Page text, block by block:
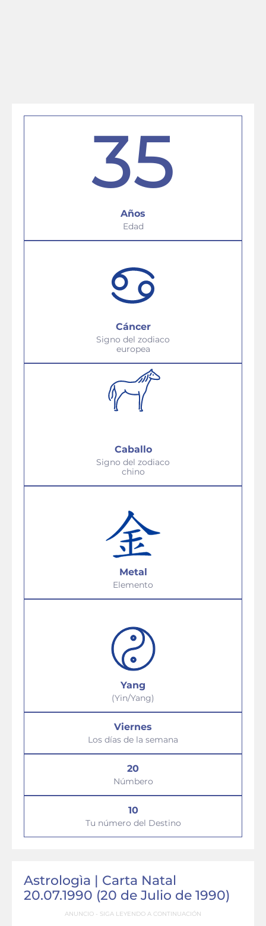
35
Años
Edad
Cáncer
Signo del zodiaco
europea
Caballo
Signo del zodiaco
chino
Metal
Elemento
Yang
(Yin/Yang)
Viernes
Los días de la semana
20
Númbero
10
Tu número del Destino
Astrologìa | Carta Natal
20.07.1990 (20 de Julio de 1990)
ANUNCIO - SIGA LEYENDO A CONTINUACIÓN